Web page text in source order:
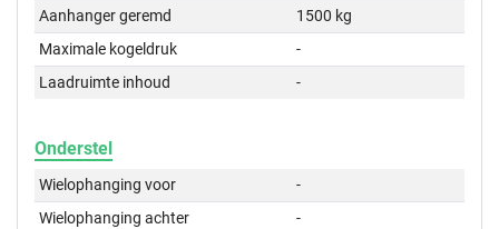
Aanhanger geremd
1500 kg
Maximale kogeldruk
-
Laadruimte inhoud
-
Onderstel
Wielophanging voor
-
Wielophanging achter
-